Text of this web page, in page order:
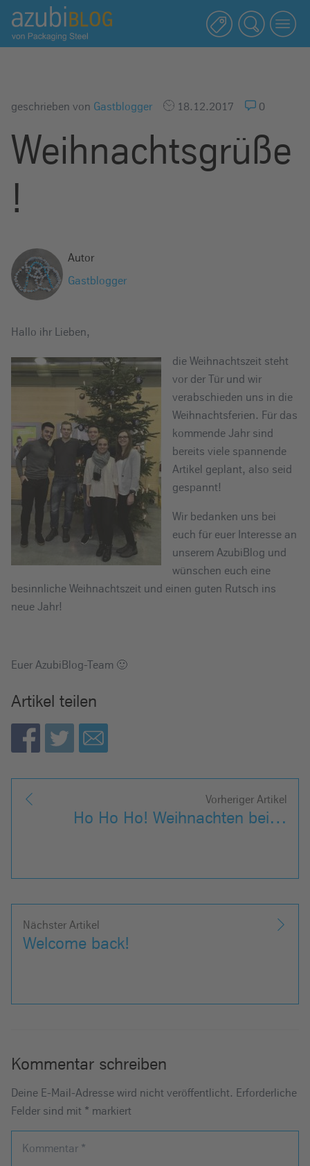
A
z
u
b
o
g
s
l
s
i
n
geschrieben von Gastblogger 18.12.2017 0
Weihnachtsgrüße
!
Autor
Gastblogger
Hallo ihr Lieben,
die Weihnachtszeit steht
vor der Tür und wir
verabschieden uns in die
Weihnachtsferien. Für das
kommende Jahr sind
bereits viele spannende
Artikel geplant, also seid
gespannt!
Wir bedanken uns bei
euch für euer Interesse an
unserem AzubiBlog und
wünschen euch eine
besinnliche Weihnachtszeit und einen guten Rutsch ins
neue Jahr!
Euer AzubiBlog-Team 🙂
Artikel teilen
Vorheriger Artikel
Ho Ho Ho! Weihnachten bei…
Nächster Artikel
Welcome back!
Kommentar schreiben
Deine E-Mail-Adresse wird nicht veröffentlicht. Erforderliche
Felder sind mit * markiert
Kommentar *